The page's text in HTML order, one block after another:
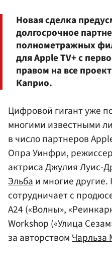
Новая сделка
долгосрочное
полнометражных
для Apple TV+ c
правом на все
Каприо.
Цифровой гигант уже
многими известными
в число партнеров
Опра Уинфри, режиссер
актрисаДжулия Луис-
Эльбаи многие другие.
сотрудничает с
A24 («Волны»,
Workshop («Улица
за авторством